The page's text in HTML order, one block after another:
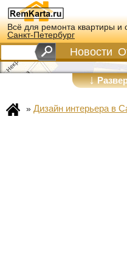
Всё для ремонта квартиры и
Санкт-Петербург
Новости
↓
» Дизайн интерьера в